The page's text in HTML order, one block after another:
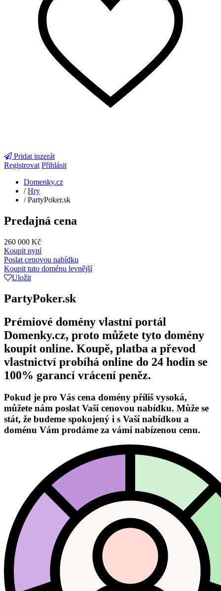
Pridat inzerát
Registrovat Přihlásit
Domenky.cz
/Hry
/PartyPoker.sk
Predajná cena
260 000 Kč
Koupit nyní
Poslat cenovou nabídku
Koupit tuto doménu levnější
Uložit
PartyPoker.sk
Prémiové domény vlastní portál
Domenky.cz, proto můžete tyto domény
koupit online. Koupě, platba a převod
vlastnictví probíhá online do 24 hodin se
100% garancí vrácení peněz.
Pokud je pro Vás cena domény příliš vysoká,
můžete nám poslat Vaši cenovou nabídku. Může se
stát, že budeme spokojený i s Vaší nabídkou a
doménu Vám prodáme za vámi nabízenou cenu.